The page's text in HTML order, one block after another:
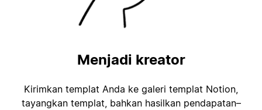
Menjadi kreator
Kirimkan templat Anda ke galeri templat Notion,
tayangkan templat, bahkan hasilkan pendapatan–